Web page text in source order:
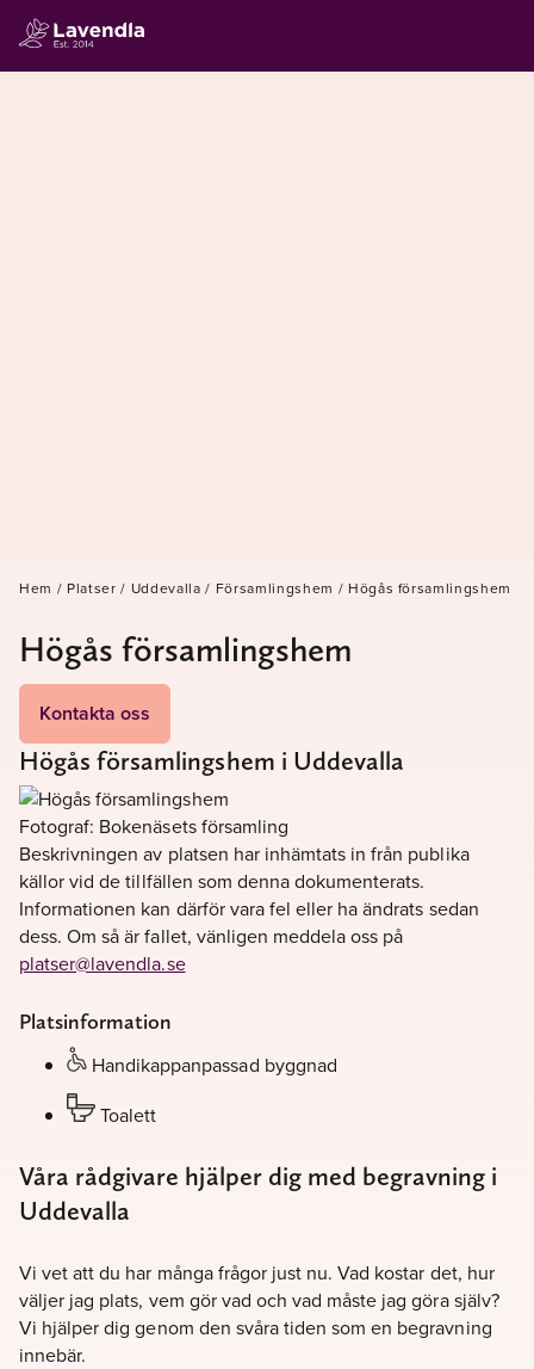
Hem / Platser / Uddevalla / Församlingshem / Högås församlingshem
Högås församlingshem
Kontakta oss
Högås församlingshem i Uddevalla
Fotograf: Bokenäsets församling
Beskrivningen av platsen har inhämtats in från publika
källor vid de tillfällen som denna dokumenterats.
Informationen kan därför vara fel eller ha ändrats sedan
dess. Om så är fallet, vänligen meddela oss på
platser@lavendla.se
Platsinformation
Handikappanpassad byggnad
Toalett
Våra rådgivare hjälper dig med begravning i
Uddevalla
Vi vet att du har många frågor just nu. Vad kostar det, hur
väljer jag plats, vem gör vad och vad måste jag göra själv?
Vi hjälper dig genom den svåra tiden som en begravning
innebär.